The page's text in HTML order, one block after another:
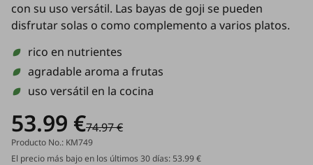
con su uso versátil. Las bayas de goji se pueden
disfrutar solas o como complemento a varios platos.
rico en nutrientes
agradable aroma a frutas
uso versátil en la cocina
53.99 €74.97 €
Producto No.: KM749
El precio más bajo en los últimos 30 días: 53.99 €